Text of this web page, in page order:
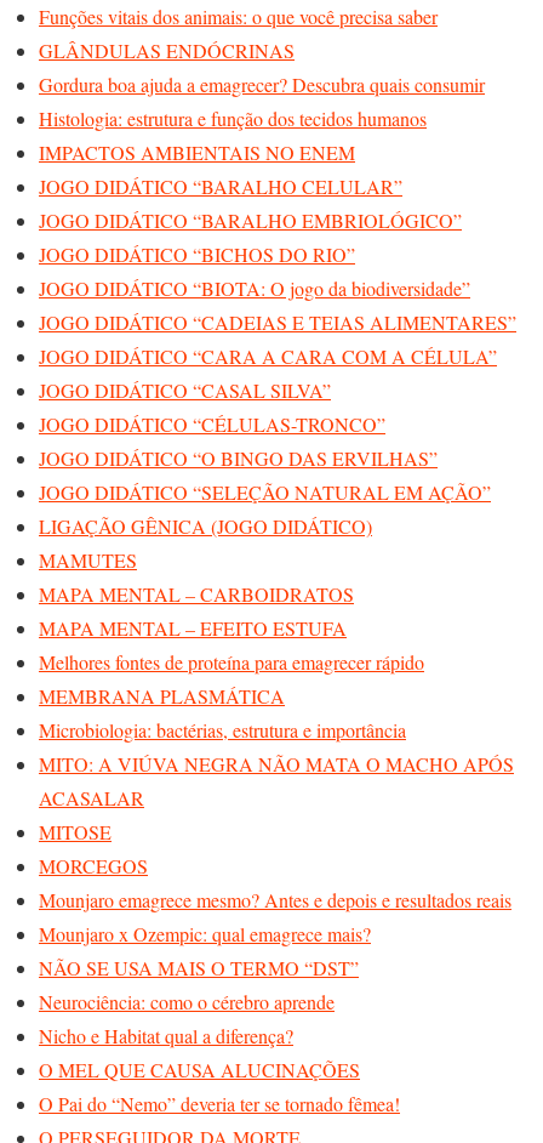
Funções vitais dos animais: o que você precisa saber
GLÂNDULAS ENDÓCRINAS
Gordura boa ajuda a emagrecer? Descubra quais consumir
Histologia: estrutura e função dos tecidos humanos
IMPACTOS AMBIENTAIS NO ENEM
JOGO DIDÁTICO “BARALHO CELULAR”
JOGO DIDÁTICO “BARALHO EMBRIOLÓGICO”
JOGO DIDÁTICO “BICHOS DO RIO”
JOGO DIDÁTICO “BIOTA: O jogo da biodiversidade”
JOGO DIDÁTICO “CADEIAS E TEIAS ALIMENTARES”
JOGO DIDÁTICO “CARA A CARA COM A CÉLULA”
JOGO DIDÁTICO “CASAL SILVA”
JOGO DIDÁTICO “CÉLULAS-TRONCO”
JOGO DIDÁTICO “O BINGO DAS ERVILHAS”
JOGO DIDÁTICO “SELEÇÃO NATURAL EM AÇÃO”
LIGAÇÃO GÊNICA (JOGO DIDÁTICO)
MAMUTES
MAPA MENTAL – CARBOIDRATOS
MAPA MENTAL – EFEITO ESTUFA
Melhores fontes de proteína para emagrecer rápido
MEMBRANA PLASMÁTICA
Microbiologia: bactérias, estrutura e importância
MITO: A VIÚVA NEGRA NÃO MATA O MACHO APÓS
ACASALAR
MITOSE
MORCEGOS
Mounjaro emagrece mesmo? Antes e depois e resultados reais
Mounjaro x Ozempic: qual emagrece mais?
NÃO SE USA MAIS O TERMO “DST”
Neurociência: como o cérebro aprende
Nicho e Habitat qual a diferença?
O MEL QUE CAUSA ALUCINAÇÕES
O Pai do “Nemo” deveria ter se tornado fêmea!